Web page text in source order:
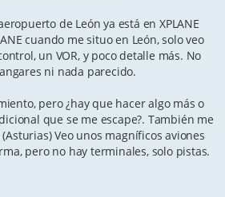
de León ya está en XPLANE
cuando me situo en León, solo veo
un VOR, y poco detalle más. No
ni nada parecido.
pero ¿hay que hacer algo más o
que se me escape?. También me
Veo unos magníficos aviones
pero no hay terminales, solo pistas.